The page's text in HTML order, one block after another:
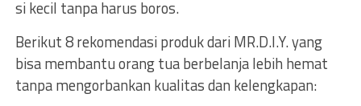
si kecil tanpa harus boros.
Berikut 8 rekomendasi produk dari MR.D.I.Y. yang
bisa membantu orang tua berbelanja lebih hemat
tanpa mengorbankan kualitas dan kelengkapan: